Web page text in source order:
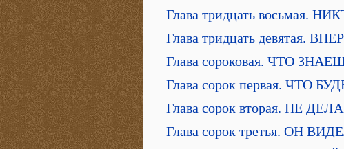
Глава тридцать
Глава тридцать девятая.
Глава сороковая. ЧТО
Глава сорок первая. ЧТО
Глава сорок вторая. НЕ
Глава сорок третья. ОН